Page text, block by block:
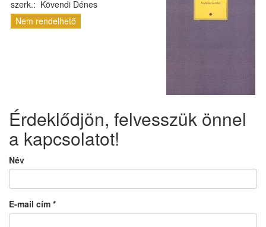
szerk.: Kövendi Dénes
Nem rendelhető
Érdeklődjön, felvesszük önnel
a kapcsolatot!
Név
E-mail cím *